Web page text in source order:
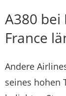
A380
France
Andere
seines hohen